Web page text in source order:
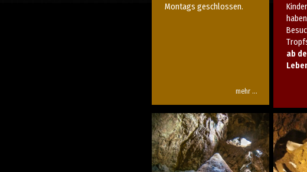
Montags geschlossen.
mehr …
haben
ab